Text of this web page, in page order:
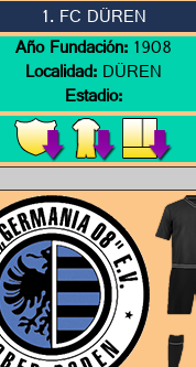
1. FC DÜREN
Año Fundación:1908
Localidad:DÜREN
Estadio: